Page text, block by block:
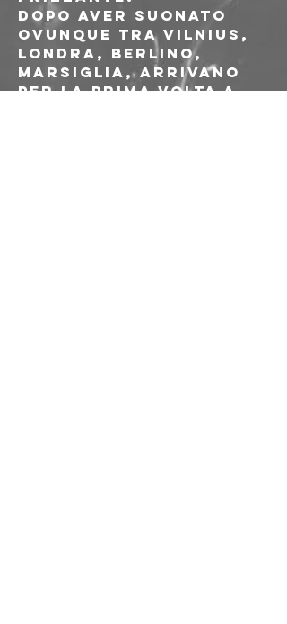
Dopo aver suonato
ovunque tra Vilnius,
Londra, Berlino,
Marsiglia, arrivano
per la prima volta a